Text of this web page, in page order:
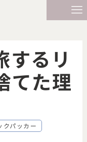
するリ
てた理
クパッカー